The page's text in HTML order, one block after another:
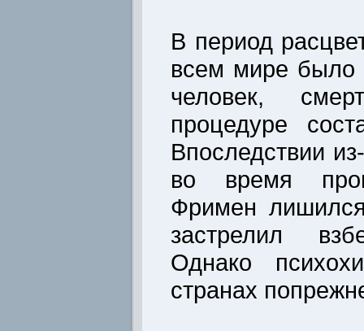
В период
всем мире было
человек,
процедуре
Впоследствии
во время
Фримен
застрелил
Однако
странах